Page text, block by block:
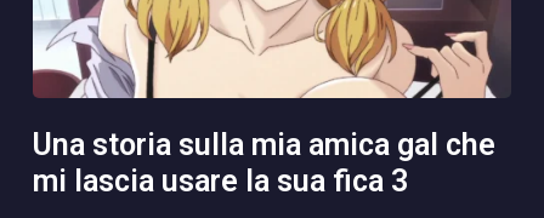
una storia sulla mia amica gal che
mi lascia usare la sua fica 3